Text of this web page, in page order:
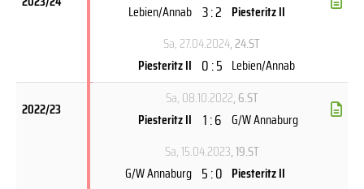
Lebien/Annab 3 : 2 Piesteritz II
Sa, 27.04.2024, 24.ST
Piesteritz II 0 : 5 Lebien/Annab
2022/23
Sa, 08.10.2022, 6.ST
Piesteritz II 1 : 6 G/W Annaburg
Sa, 15.04.2023, 19.ST
G/W Annaburg 5 : 0 Piesteritz II